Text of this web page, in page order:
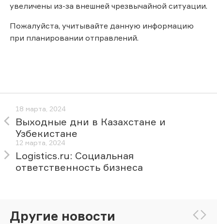
увеличены из-за внешней чрезвычайной ситуации.
Пожалуйста, учитывайте данную информацию
при планировании отправлений.
18 марта, 2024
Выходные дни в Казахстане и
Узбекистане
12 марта, 2024
Logistics.ru: Социальная
ответственность бизнеса
Другие новости